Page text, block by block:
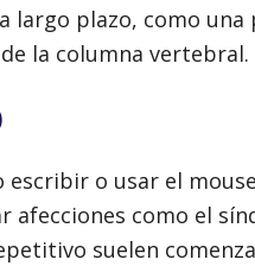
plazo, como una
la columna vertebral.
o usar el
afecciones como el
suelen